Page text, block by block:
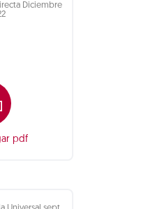
Diciembre
pdf